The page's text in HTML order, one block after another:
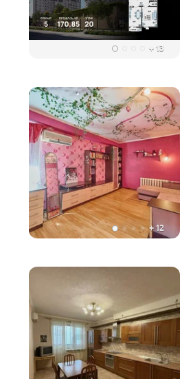
+ 13
+ 12